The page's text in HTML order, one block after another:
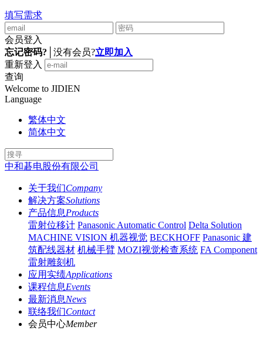
填写需求
会员登入
忘记密码?
没有会员?立即加入
重新登入
查询
Welcome to JIDIEN
Language
繁体中文
简体中文
中和碁电股份有限公司
关于我们Company
解决方案Solutions
产品信息Products
雷射位移计 Panasonic Automatic Control Delta Solution
MACHINE VISION 机器视觉 BECKHOFF Panasonic 建
筑配线器材 机械手臂 MOZI视觉检查系统 FA Component
雷射雕刻机
应用实绩Applications
课程信息Events
最新消息News
联络我们Contact
会员中心Member